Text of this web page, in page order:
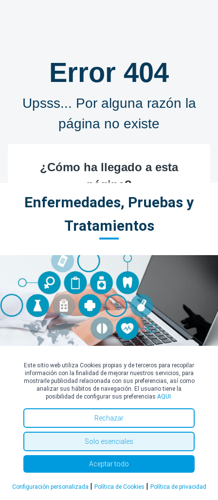
Enfermedades, Pruebas y
Tratamientos
Rosácea
Cáncer de Piel
(Carcinoma, Melanoma)
Láser Quirúrgico de CO2
Dermatitis Atópica
(Alérgica, De Estasis,
Exfoliativa, Seborreica)
Láser Microdermoabrasión
Este sitio web utiliza Cookies propias y de terceros para recopilar
información con la finalidad de mejorar nuestros servicios, para
mostrarle publicidad relacionada con sus preferencias, así como
analizar sus hábitos de navegación. El usuario tiene la
posibilidad de configurar sus preferencias AQUI.
Rechazar
Solo esenciales
Aceptar todo
Configuración personalizada | Política de Cookies | Política de privacidad